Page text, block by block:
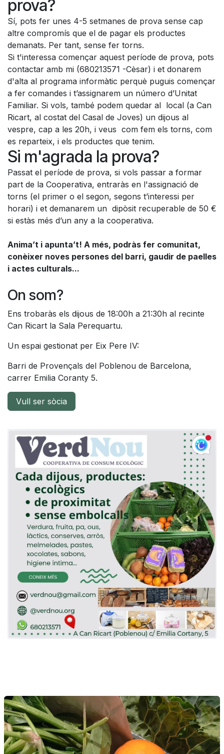
prova?
Sí, pots fer unes 4-5 setmanes de prova sense cap
altre compromís que el de pagar els productes
demanats. Per tant, sense fer torns.
Si t'interessa començar aquest període de prova, pots
contactar amb mi (680213571 -Cèsar) i et donarem
d'alta al programa informàtic perquè puguis començar
a fer comandes i t’assignarem un número d’Unitat
Familiar. Si vols, també podem quedar al local (a Can
Ricart, al costat del Casal de Joves) un dijous al
vespre, cap a les 20h, i veus com fem els torns, com
es reparteix, i els productes que tenim.
Si m'agrada la prova?
Passat el període de prova, si vols passar a formar
part de la Cooperativa, entraràs en l'assignació de
torns (el primer o el segon, segons t’interessi per
horari) i et demanarem un dipòsit recuperable de 50 €
si estàs més d’un any a la cooperativa.
Anima’t i apunta’t! A més, podràs fer comunitat,
conèixer noves persones del barri, gaudir de paelles
i actes culturals...
On som?
Ens trobaràs els dijous de 18:00h a 21:30h al recinte
Can Ricart la Sala Perequartu.
Un espai gestionat per Eix Pere IV:
Barri de Provençals del Poblenou de Barcelona,
carrer Emilia Coranty 5.
Vull ser sòcia